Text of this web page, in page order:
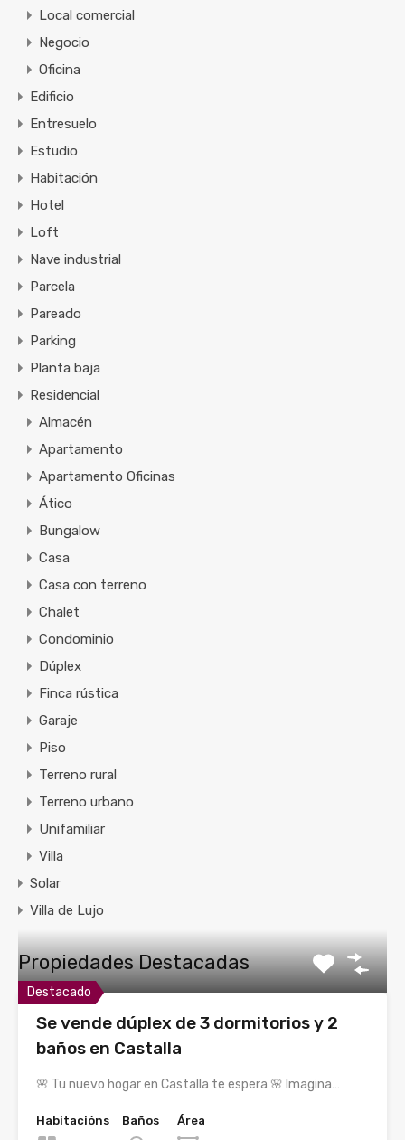
Local comercial
Negocio
Oficina
Edificio
Entresuelo
Estudio
Habitación
Hotel
Loft
Nave industrial
Parcela
Pareado
Parking
Planta baja
Residencial
Almacén
Apartamento
Apartamento Oficinas
Ático
Bungalow
Casa
Casa con terreno
Chalet
Condominio
Dúplex
Finca rústica
Garaje
Piso
Terreno rural
Terreno urbano
Unifamiliar
Villa
Solar
Villa de Lujo
Propiedades Destacadas
Destacado
Se vende dúplex de 3 dormitorios y 2
baños en Castalla
🌸 Tu nuevo hogar en Castalla te espera 🌸 Imagina…
Habitacións
Baños
Área